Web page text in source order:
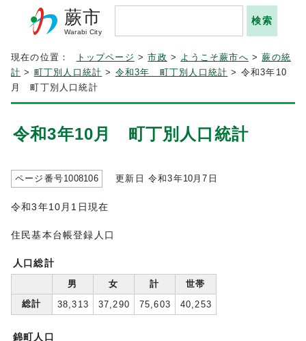
蕨市
Warabi City
現在の位置： トップページ >市政 > ようこそ蕨市へ > 蕨の統
計 > 町丁別人口統計 > 令和3年 町丁別人口統計 > 令和3年10
月 町丁別人口統計
令和3年10月 町丁別人口統計
ページ番号1008106 更新日 令和3年10月7日
令和3年10月1日現在
住民基本台帳登録人口
人口総計
男 女 計
世帯
総計
38,313 37,290 75,603 40,253
錦町人口